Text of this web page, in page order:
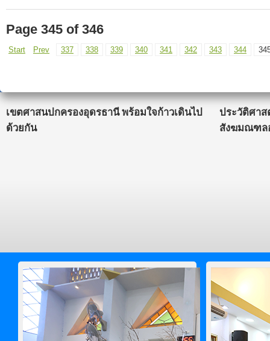
Page 345 of 346
Start Prev 337 338 339 340 341 342 343 344
เขตศาสนปกครองอุดรธานี พร้อมใจก้าวเดินไป
ด้วยกัน
ประวัติศาส
สังฆมณฑล